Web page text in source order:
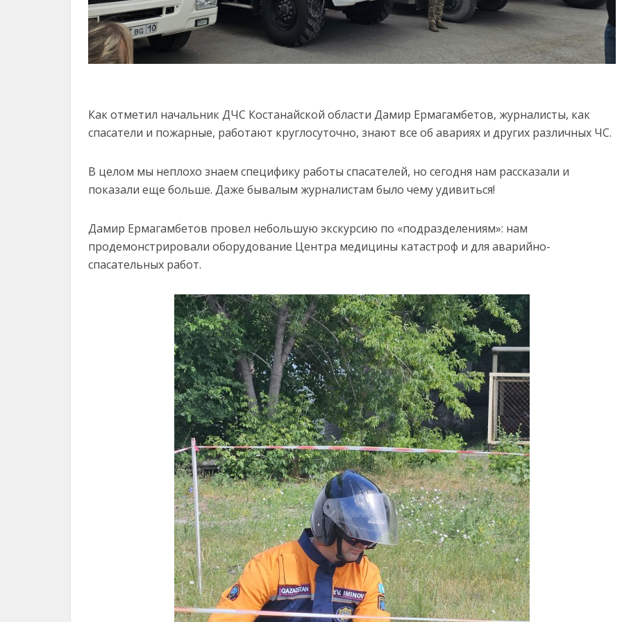
Как отметил начальник ДЧС Костанайской области Дамир Ермагамбетов, журналисты, как
спасатели и пожарные, работают круглосуточно, знают все об авариях и других различных ЧС.
В целом мы неплохо знаем специфику работы спасателей, но сегодня нам рассказали и
показали еще больше. Даже бывалым журналистам было чему удивиться!
Дамир Ермагамбетов провел небольшую экскурсию по «подразделениям»: нам
продемонстрировали оборудование Центра медицины катастроф и для аварийно-
спасательных работ.